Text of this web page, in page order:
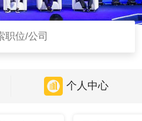
职位/公司
个人中心